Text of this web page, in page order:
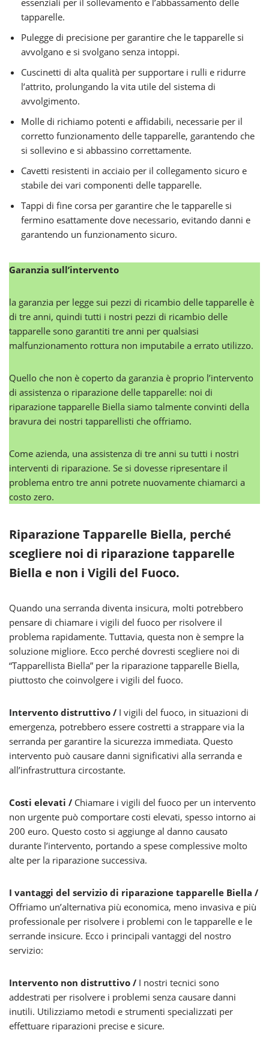
essenziali per il sollevamento e l’abbassamento delle
tapparelle.
Pulegge di precisione per garantire che le tapparelle si
avvolgano e si svolgano senza intoppi.
Cuscinetti di alta qualità per supportare i rulli e ridurre
l’attrito, prolungando la vita utile del sistema di
avvolgimento.
Molle di richiamo potenti e affidabili, necessarie per il
corretto funzionamento delle tapparelle, garantendo che
si sollevino e si abbassino correttamente.
Cavetti resistenti in acciaio per il collegamento sicuro e
stabile dei vari componenti delle tapparelle.
Tappi di fine corsa per garantire che le tapparelle si
fermino esattamente dove necessario, evitando danni e
garantendo un funzionamento sicuro.
Garanzia sull’intervento
la garanzia per legge sui pezzi di ricambio delle tapparelle è
di tre anni, quindi tutti i nostri pezzi di ricambio delle
tapparelle sono garantiti tre anni per qualsiasi
malfunzionamento rottura non imputabile a errato utilizzo.
Quello che non è coperto da garanzia è proprio l’intervento
di assistenza o riparazione delle tapparelle: noi di
riparazione tapparelle Biella siamo talmente convinti della
bravura dei nostri tapparellisti che offriamo.
Come azienda, una assistenza di tre anni su tutti i nostri
interventi di riparazione. Se si dovesse ripresentare il
problema entro tre anni potrete nuovamente chiamarci a
costo zero.
Riparazione Tapparelle Biella, perché
scegliere noi di riparazione tapparelle
Biella e non i Vigili del Fuoco.
Quando una serranda diventa insicura, molti potrebbero
pensare di chiamare i vigili del fuoco per risolvere il
problema rapidamente. Tuttavia, questa non è sempre la
soluzione migliore. Ecco perché dovresti scegliere noi di
“Tapparellista Biella” per la riparazione tapparelle Biella,
piuttosto che coinvolgere i vigili del fuoco.
Intervento distruttivo / I vigili del fuoco, in situazioni di
emergenza, potrebbero essere costretti a strappare via la
serranda per garantire la sicurezza immediata. Questo
intervento può causare danni significativi alla serranda e
all’infrastruttura circostante.
Costi elevati / Chiamare i vigili del fuoco per un intervento
non urgente può comportare costi elevati, spesso intorno ai
200 euro. Questo costo si aggiunge al danno causato
durante l’intervento, portando a spese complessive molto
alte per la riparazione successiva.
I vantaggi del servizio di riparazione tapparelle Biella /
Offriamo un’alternativa più economica, meno invasiva e più
professionale per risolvere i problemi con le tapparelle e le
serrande insicure. Ecco i principali vantaggi del nostro
servizio:
Intervento non distruttivo / I nostri tecnici sono
addestrati per risolvere i problemi senza causare danni
inutili. Utilizziamo metodi e strumenti specializzati per
effettuare riparazioni precise e sicure.